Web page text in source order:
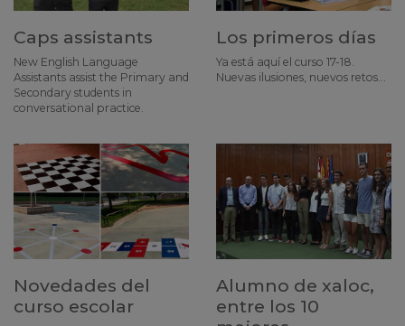
Caps assistants
New English Language
Assistants assist the Primary and
Secondary students in
conversational practice.
Los primeros días
Ya está aquí el curso 17-18.
Nuevas ilusiones, nuevos retos...
Novedades del
curso escolar
Alumno de xaloc,
entre los 10